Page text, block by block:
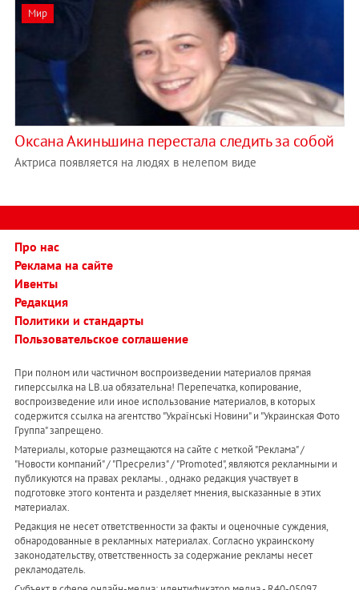
Мир
Оксана Акиньшина перестала следить за собой
Актриса появляется на людях в нелепом виде
Про нас
Реклама на сайте
Ивенты
Редакция
Политики и стандарты
Пользовательское соглашение
При полном или частичном воспроизведении материалов прямая
гиперссылка на LB.ua обязательна! Перепечатка, копирование,
воспроизведение или иное использование материалов, в которых
содержится ссылка на агентство "Українськi Новини" и "Украинская Фото
Группа" запрещено.
Материалы, которые размещаются на сайте с меткой "Реклама" /
"Новости компаний" / "Пресрелиз" / "Promoted", являются рекламными и
публикуются на правах рекламы. , однако редакция участвует в
подготовке этого контента и разделяет мнения, высказанные в этих
материалах.
Редакция не несет ответственности за факты и оценочные суждения,
обнародованные в рекламных материалах. Согласно украинскому
законодательству, ответственность за содержание рекламы несет
рекламодатель.